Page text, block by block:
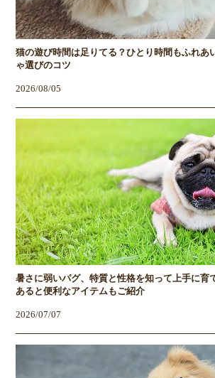
猫の遊び時間は足りてる？ひとり時間もふれあ
ゃ選びのコツ
2026/08/05
暑さに弱いパグ、特質と性格を知って上手に育
あると便利なアイテムもご紹介
2026/07/07